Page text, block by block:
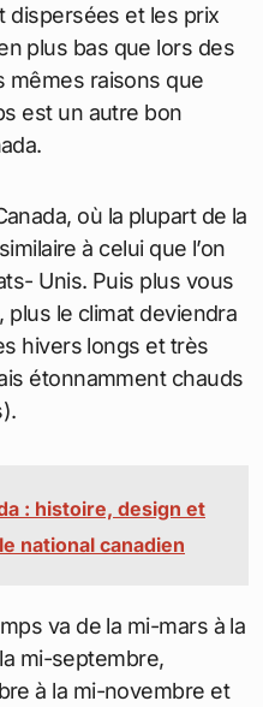
dispersées et les prix
plus bas que lors des
mêmes raisons que
est un autre bon
où la plupart de la
à celui que l’on
Unis. Puis plus vous
le climat deviendra
hivers longs et très
étonnamment chauds
: histoire, design et
national canadien
va de la mi-mars à la
mi-septembre,
à la mi-novembre et